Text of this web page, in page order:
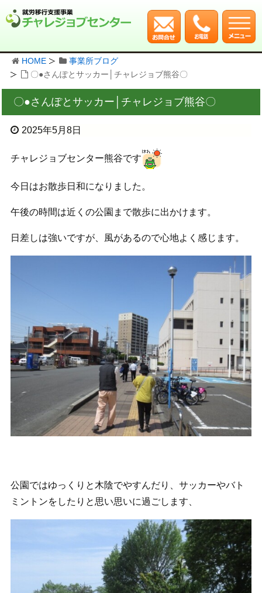
HOME
事業所ブログ
〇●さんぽとサッカー│チャレジョブ熊谷〇
〇●さんぽとサッカー│チャレジョブ熊谷〇
2025年5月8日
チャレジョブセンター熊谷です
今日はお散歩日和になりました。
午後の時間は近くの公園まで散歩に出かけます。
日差しは強いですが、風があるので心地よく感じます。
公園ではゆっくりと木陰でやすんだり、サッカーやバト
ミントンをしたりと思い思いに過ごします、